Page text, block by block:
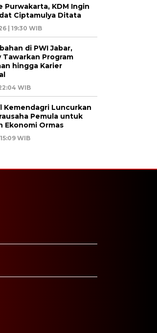
Purwakarta, KDM Ingin
Ciptamulya Ditata
| 19:30 WIB
di PWI Jabar,
Tawarkan Program
hingga Karier
WIB
Kemendagri Luncurkan
Pemula untuk
Ekonomi Ormas
WIB